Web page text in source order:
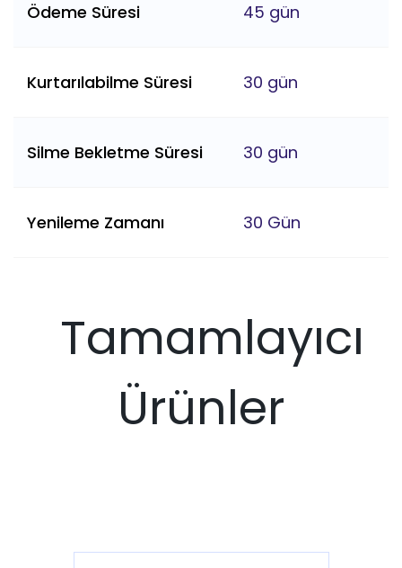
Ödeme Süresi 45 gün
Kurtarılabilme Süresi 30 gün
Silme Bekletme Süresi 30 gün
Yenileme Zamanı 30 Gün
Tamamlayıcı
Ürünler